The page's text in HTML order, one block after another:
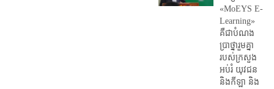
«MoEYS E-
Learning»
គឺជាបំណង
ប្រាថ្នារួមគ្នា
របស់ក្រសួង
អប់រំ​ យុវជន
និងកីឡា និង